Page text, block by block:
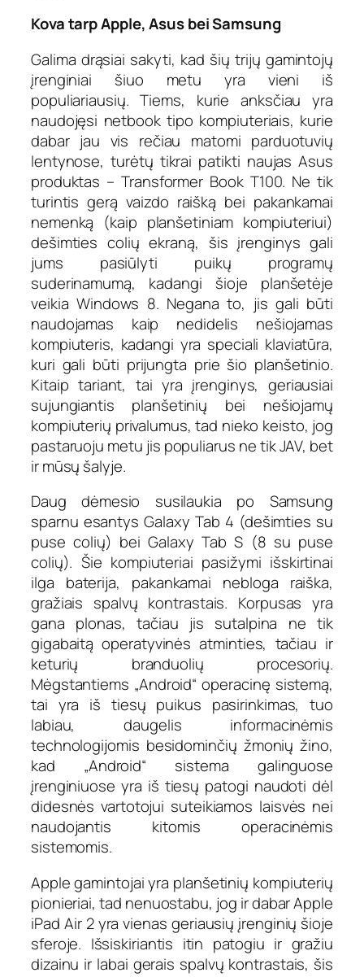
Kova tarp Apple, Asus bei Samsung
Galima drąsiai sakyti, kad šių trijų gamintojų
įrenginiai šiuo metu yra vieni iš
populiariausių. Tiems, kurie anksčiau yra
naudojęsi netbook tipo kompiuteriais, kurie
dabar jau vis rečiau matomi parduotuvių
lentynose, turėtų tikrai patikti naujas Asus
produktas – Transformer Book T100. Ne tik
turintis gerą vaizdo raišką bei pakankamai
nemenką (kaip planšetiniam kompiuteriui)
dešimties colių ekraną, šis įrenginys gali
jums pasiūlyti puikų programų
suderinamumą, kadangi šioje planšetėje
veikia Windows 8. Negana to, jis gali būti
naudojamas kaip nedidelis nešiojamas
kompiuteris, kadangi yra speciali klaviatūra,
kuri gali būti prijungta prie šio planšetinio.
Kitaip tariant, tai yra įrenginys, geriausiai
sujungiantis planšetinių bei nešiojamų
kompiuterių privalumus, tad nieko keisto, jog
pastaruoju metu jis populiarus ne tik JAV, bet
ir mūsų šalyje.
Daug dėmesio susilaukia po Samsung
sparnu esantys Galaxy Tab 4 (dešimties su
puse colių) bei Galaxy Tab S (8 su puse
colių). Šie kompiuteriai pasižymi išskirtinai
ilga baterija, pakankamai nebloga raiška,
gražiais spalvų kontrastais. Korpusas yra
gana plonas, tačiau jis sutalpina ne tik
gigabaitą operatyvinės atminties, tačiau ir
keturių branduolių procesorių.
Mėgstantiems „Android“ operacinę sistemą,
tai yra iš tiesų puikus pasirinkimas, tuo
labiau, daugelis informacinėmis
technologijomis besidominčių žmonių žino,
kad „Android“ sistema galinguose
įrenginiuose yra iš tiesų patogi naudoti dėl
didesnės vartotojui suteikiamos laisvės nei
naudojantis kitomis operacinėmis
sistemomis.
Apple gamintojai yra planšetinių kompiuterių
pionieriai, tad nenuostabu, jog ir dabar Apple
iPad Air 2 yra vienas geriausių įrenginių šioje
sferoje. Išsiskiriantis itin patogiu ir gražiu
dizainu ir labai gerais spalvų kontrastais, šis